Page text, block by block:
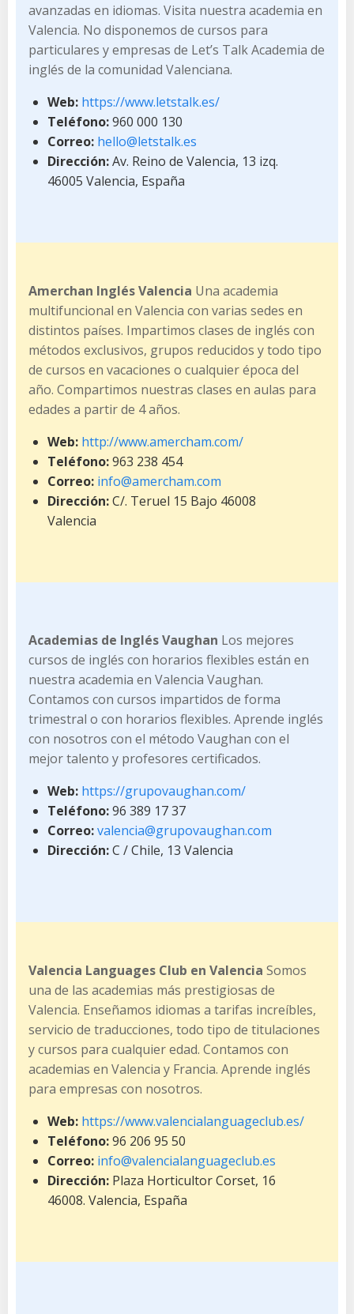
avanzadas en idiomas. Visita nuestra academia en
Valencia. No disponemos de cursos para
particulares y empresas de Let’s Talk Academia de
inglés de la comunidad Valenciana.
Web: https://www.letstalk.es/
Teléfono:960 000 130
Correo: hello@letstalk.es
Dirección:Av. Reino de Valencia, 13 izq.
46005 Valencia, España
Amerchan Inglés Valencia Una academia
multifuncional en Valencia con varias sedes en
distintos países. Impartimos clases de inglés con
métodos exclusivos, grupos reducidos y todo tipo
de cursos en vacaciones o cualquier época del
año. Compartimos nuestras clases en aulas para
edades a partir de 4 años.
Web: http://www.amercham.com/
Teléfono:963 238 454
Correo: info@amercham.com
Dirección:C/. Teruel 15 Bajo 46008
Valencia
Academias de Inglés Vaughan Los mejores
cursos de inglés con horarios flexibles están en
nuestra academia en Valencia Vaughan.
Contamos con cursos impartidos de forma
trimestral o con horarios flexibles. Aprende inglés
con nosotros con el método Vaughan con el
mejor talento y profesores certificados.
Web: https://grupovaughan.com/
Teléfono:96 389 17 37
Correo:valencia@grupovaughan.com
Dirección:C / Chile, 13 Valencia
Valencia Languages Club en Valencia Somos
una de las academias más prestigiosas de
Valencia. Enseñamos idiomas a tarifas increíbles,
servicio de traducciones, todo tipo de titulaciones
y cursos para cualquier edad. Contamos con
academias en Valencia y Francia. Aprende inglés
para empresas con nosotros.
Web: https://www.valencialanguageclub.es/
Teléfono:96 206 95 50
Correo: info@valencialanguageclub.es
Dirección: Plaza Horticultor Corset, 16
46008. Valencia, España